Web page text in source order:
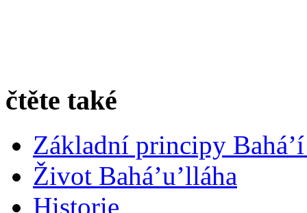
čtěte také
Základní principy
Život Bahá’u’lláha
Historie